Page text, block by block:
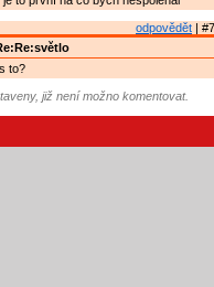
odpovědět |
to?
již není možno komentovat.